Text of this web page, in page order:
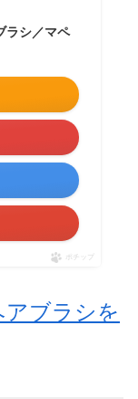
ラシ／マペ
ポチップ
アブラシを